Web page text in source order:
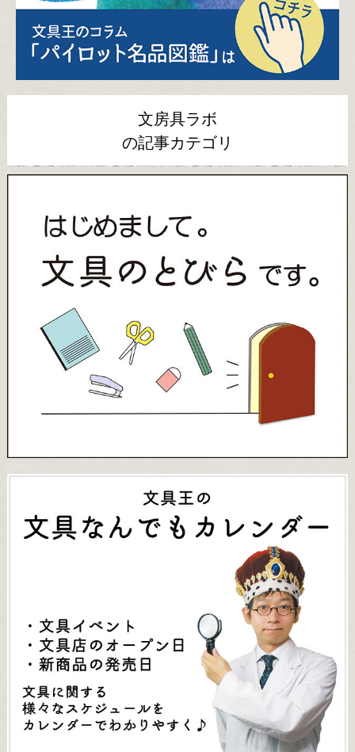
文房具ラボ
の記事カテゴリ